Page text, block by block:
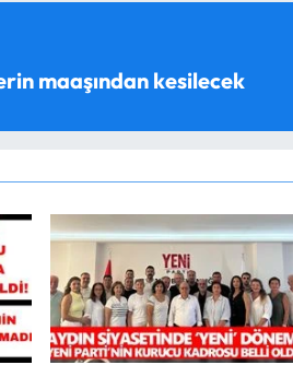
maaşından kesilecek